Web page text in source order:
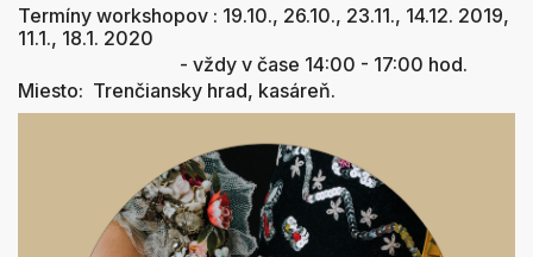
Termíny workshopov : 19.10., 26.10., 23.11., 14.12. 2019,
11.1., 18.1. 2020
- vždy v čase 14:00 - 17:00 hod.
Miesto: Trenčiansky hrad, kasáreň.